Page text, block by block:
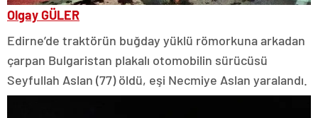
Olgay GÜLER
Edirne’de traktörün buğday yüklü römorkuna arkadan
çarpan Bulgaristan plakalı otomobilin sürücüsü
Seyfullah Aslan (77) öldü, eşi Necmiye Aslan yaralandı.